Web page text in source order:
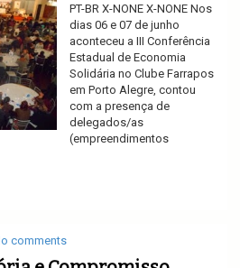
PT-BR X-NONE X-NONE Nos
dias 06 e 07 de junho
aconteceu a III Conferência
Estadual de Economia
Solidária no Clube Farrapos
em Porto Alegre, contou
com a presença de
delegados/as
(empreendimentos
comments